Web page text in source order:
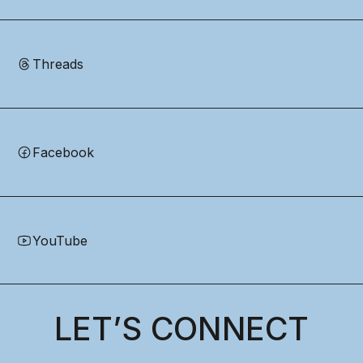
Threads
Facebook
YouTube
LET’S CONNECT